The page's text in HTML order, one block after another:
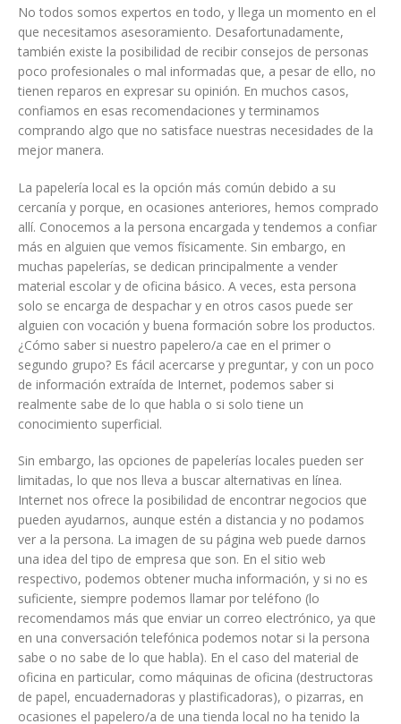
No todos somos expertos en todo, y llega un momento en el
que necesitamos asesoramiento. Desafortunadamente,
también existe la posibilidad de recibir consejos de personas
poco profesionales o mal informadas que, a pesar de ello, no
tienen reparos en expresar su opinión. En muchos casos,
confiamos en esas recomendaciones y terminamos
comprando algo que no satisface nuestras necesidades de la
mejor manera.
La papelería local es la opción más común debido a su
cercanía y porque, en ocasiones anteriores, hemos comprado
allí. Conocemos a la persona encargada y tendemos a confiar
más en alguien que vemos físicamente. Sin embargo, en
muchas papelerías, se dedican principalmente a vender
material escolar y de oficina básico. A veces, esta persona
solo se encarga de despachar y en otros casos puede ser
alguien con vocación y buena formación sobre los productos.
¿Cómo saber si nuestro papelero/a cae en el primer o
segundo grupo? Es fácil acercarse y preguntar, y con un poco
de información extraída de Internet, podemos saber si
realmente sabe de lo que habla o si solo tiene un
conocimiento superficial.
Sin embargo, las opciones de papelerías locales pueden ser
limitadas, lo que nos lleva a buscar alternativas en línea.
Internet nos ofrece la posibilidad de encontrar negocios que
pueden ayudarnos, aunque estén a distancia y no podamos
ver a la persona. La imagen de su página web puede darnos
una idea del tipo de empresa que son. En el sitio web
respectivo, podemos obtener mucha información, y si no es
suficiente, siempre podemos llamar por teléfono (lo
recomendamos más que enviar un correo electrónico, ya que
en una conversación telefónica podemos notar si la persona
sabe o no sabe de lo que habla). En el caso del material de
oficina en particular, como máquinas de oficina (destructoras
de papel, encuadernadoras y plastificadoras), o pizarras, en
ocasiones el papelero/a de una tienda local no ha tenido la